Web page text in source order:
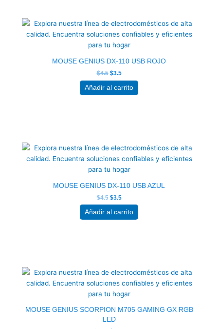
MOUSE GENIUS DX-110 USB ROJO
$4.5
original
era:
$4.5.
$3.5
actual
es:
$3.5.
Añadir al carrito
MOUSE GENIUS DX-110 USB AZUL
$4.5
original
era:
$4.5.
$3.5
actual
es:
$3.5.
Añadir al carrito
MOUSE GENIUS SCORPION M705 GAMING GX RGB
LED
original
era:
$16.0.
actual
es:
$12.5.